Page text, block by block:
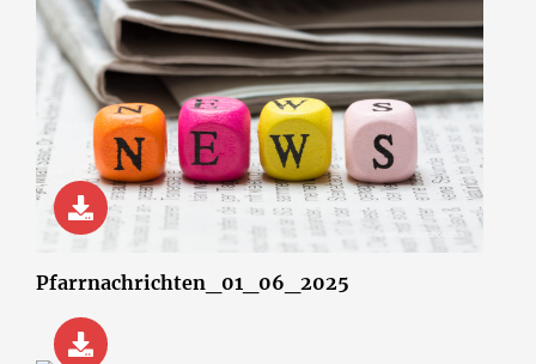
© wsf-sh/Shotshop.com
Pfarrnachrichten_01_06_2025